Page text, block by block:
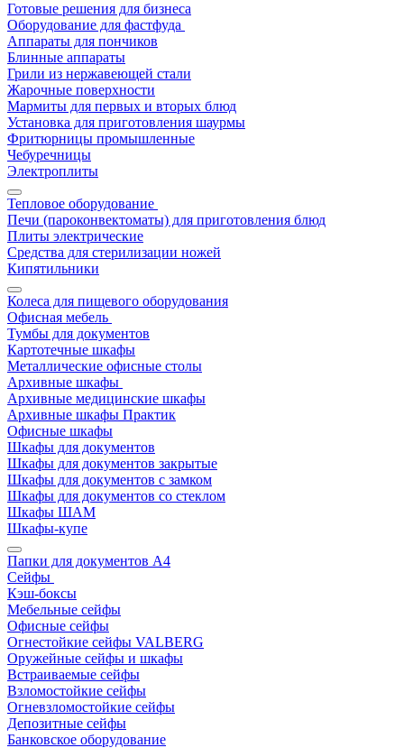
Готовые решения для бизнеса
Оборудование для фастфуда
Аппараты для пончиков
Блинные аппараты
Грили из нержавеющей стали
Жарочные поверхности
Мармиты для первых и вторых блюд
Установка для приготовления шаурмы
Фритюрницы промышленные
Чебуречницы
Электроплиты
Тепловое оборудование
Печи (пароконвектоматы) для приготовления блюд
Плиты электрические
Средства для стерилизации ножей
Кипятильники
Колеса для пищевого оборудования
Офисная мебель
Тумбы для документов
Картотечные шкафы
Металлические офисные столы
Архивные шкафы
Архивные медицинские шкафы
Архивные шкафы Практик
Офисные шкафы
Шкафы для документов
Шкафы для документов закрытые
Шкафы для документов с замком
Шкафы для документов со стеклом
Шкафы ШАМ
Шкафы-купе
Папки для документов A4
Сейфы
Кэш-боксы
Мебельные сейфы
Офисные сейфы
Огнестойкие сейфы VALBERG
Оружейные сейфы и шкафы
Встраиваемые сейфы
Взломостойкие сейфы
Огневзломостойкие сейфы
Депозитные сейфы
Банковское оборудование